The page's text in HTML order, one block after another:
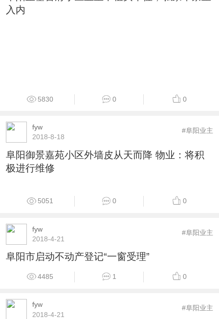
入内
5830 0 0
fyw
2018-8-18
#阜阳业主
阜阳御景嘉苑小区外墙皮从天而降 物业：将积
极进行维修
5051 0 0
fyw
2018-4-21
#阜阳业主
阜阳市启动不动产登记“一窗受理”
4485 1 0
fyw
2018-4-21
#阜阳业主